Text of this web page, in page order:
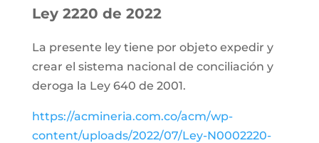
Ley 2220 de 2022
La presente ley tiene por objeto expedir y
crear el sistema nacional de conciliación y
deroga la Ley 640 de 2001.
https://acmineria.com.co/acm/wp-
content/uploads/2022/07/Ley-N0002220-